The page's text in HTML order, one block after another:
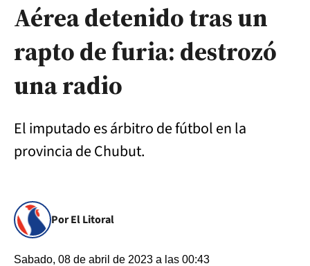
Aérea detenido tras un
rapto de furia: destrozó
una radio
El imputado es árbitro de fútbol en la
provincia de Chubut.
Por El Litoral
Sabado, 08 de abril de 2023 a las 00:43